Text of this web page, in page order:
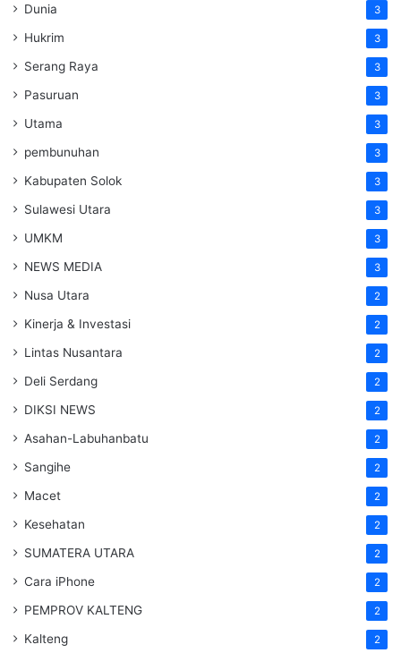
Dunia 3
Hukrim 3
Serang Raya 3
Pasuruan 3
Utama 3
pembunuhan 3
Kabupaten Solok 3
Sulawesi Utara 3
UMKM 3
NEWS MEDIA 3
Nusa Utara 2
Kinerja & Investasi 2
Lintas Nusantara 2
Deli Serdang 2
DIKSI NEWS 2
Asahan-Labuhanbatu 2
Sangihe 2
Macet 2
Kesehatan 2
SUMATERA UTARA 2
Cara iPhone 2
PEMPROV KALTENG 2
Kalteng 2